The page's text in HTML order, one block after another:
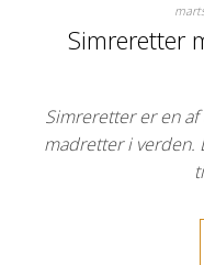
Simreretter
Simreretter er en
madretter i verden.